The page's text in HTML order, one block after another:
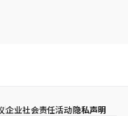
企业社会责任活动隐私声明